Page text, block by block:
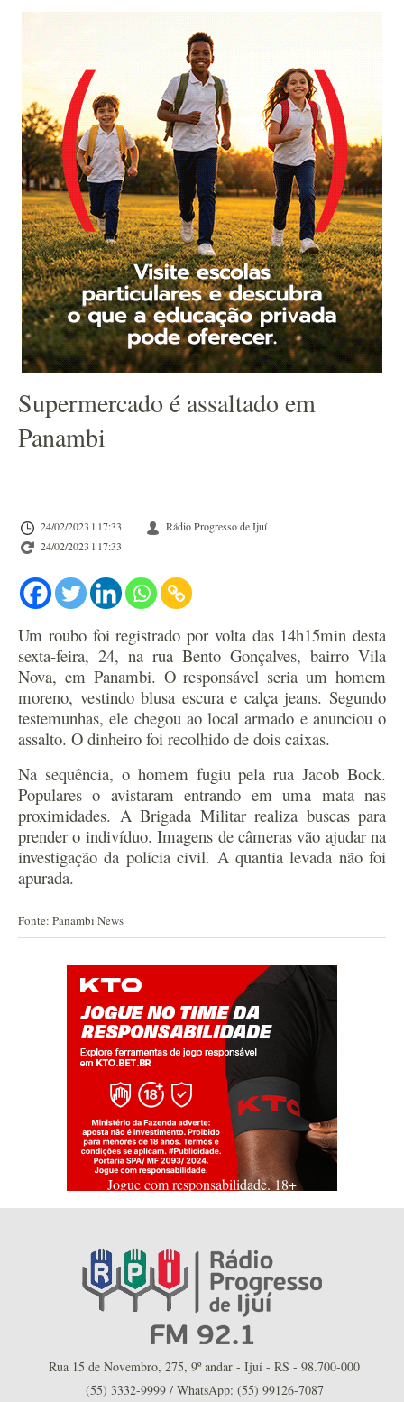
Supermercado é assaltado em
Panambi
24/02/2023 l 17:33
Rádio Progresso de Ijuí
24/02/2023 l 17:33
Um roubo foi registrado por volta das 14h15min desta
sexta-feira, 24, na rua Bento Gonçalves, bairro Vila
Nova, em Panambi. O responsável seria um homem
moreno, vestindo blusa escura e calça jeans. Segundo
testemunhas, ele chegou ao local armado e anunciou o
assalto. O dinheiro foi recolhido de dois caixas.
Na sequência, o homem fugiu pela rua Jacob Bock.
Populares o avistaram entrando em uma mata nas
proximidades. A Brigada Militar realiza buscas para
prender o indivíduo. Imagens de câmeras vão ajudar na
investigação da polícia civil. A quantia levada não foi
apurada.
Fonte: Panambi News
Jogue com responsabilidade. 18+
Rua 15 de Novembro, 275, 9º andar - Ijuí - RS - 98.700-000
(55) 3332-9999 / WhatsApp: (55) 99126-7087